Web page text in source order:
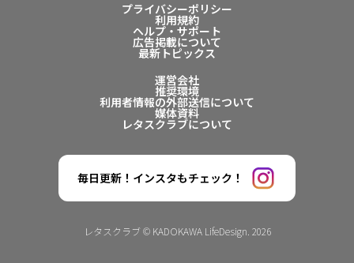
プライバシーポリシー
利用規約
ヘルプ・サポート
広告掲載について
最新トピックス
運営会社
推奨環境
利用者情報の外部送信について
媒体資料
レタスクラブについて
毎日更新！インスタもチェック！
レタスクラブ © KADOKAWA LifeDesign. 2026